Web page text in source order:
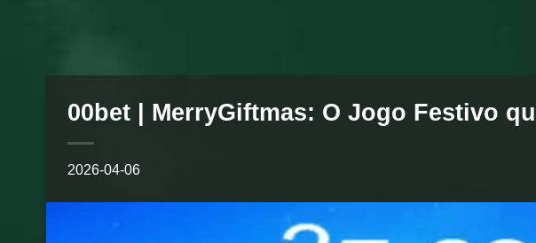
00bet | MerryGiftmas: O Jogo Festivo
2026-04-06